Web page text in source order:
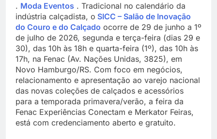
. Moda Eventos . Tradicional no calendário da
indústria calçadista, o SICC – Salão de Inovação
do Couro e do Calçado ocorre de 29 de junho a 1º
de julho de 2026, segunda e terça-feira (dias 29 e
30), das 10h às 18h e quarta-feira (1º), das 10h às
17h, na Fenac (Av. Nações Unidas, 3825), em
Novo Hamburgo/RS. Com foco em negócios,
relacionamento e apresentação ao varejo nacional
das novas coleções de calçados e acessórios
para a temporada primavera/verão, a feira da
Fenac Experiências Conectam e Merkator Feiras,
está com credenciamento aberto e gratuito.